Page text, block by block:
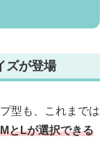
ズが登場
型も、これまでは
MとLが選択できる